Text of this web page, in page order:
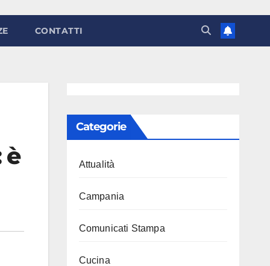
CONTATTI
è
Categorie
Attualità
Campania
Comunicati Stampa
Cucina